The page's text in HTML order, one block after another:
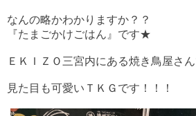
なんの略かわかりますか？？
『たまごかけごはん』です★
ＥＫＩＺＯ三宮内にある焼き鳥屋さ
見た目も可愛いＴＫＧです！！！